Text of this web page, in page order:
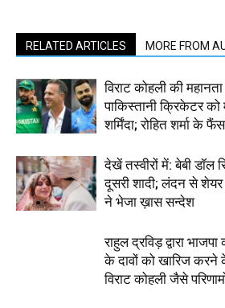
RELATED ARTICLES MORE FROM
विराट कोहली की
पाकिस्तानी क्रिकेटर
शर्मिंदा; रोहित शर्मा के
देखें तस्वीरों में: बेबी
दूसरी शादी; लंदन से शेयर
ने भेजा ख़ास सन्देश
राहुल द्रविड़ द्वारा
के दावों को खारिज करने
विराट कोहली जैसे